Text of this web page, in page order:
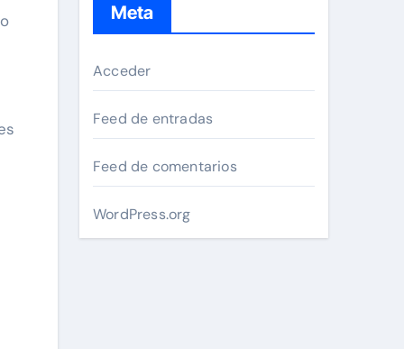
Meta
Acceder
Feed de entradas
Feed de comentarios
WordPress.org